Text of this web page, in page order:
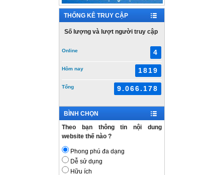
THỐNG KÊ TRUY CẬP
Số lượng và lượt người truy cập
Online 4
Hôm nay 1819
Tổng 9.066.178
BÌNH CHỌN
Theo bạn thông tin nội dung
website thế nào ?
Phong phú đa dạng
Dễ sử dụng
Hữu ích